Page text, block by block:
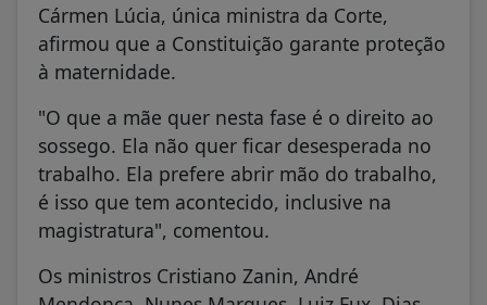
Cármen Lúcia, única ministra da Corte,
afirmou que a Constituição garante proteção
à maternidade.
"O que a mãe quer nesta fase é o direito ao
sossego. Ela não quer ficar desesperada no
trabalho. Ela prefere abrir mão do trabalho,
é isso que tem acontecido, inclusive na
magistratura", comentou.
Os ministros Cristiano Zanin, André